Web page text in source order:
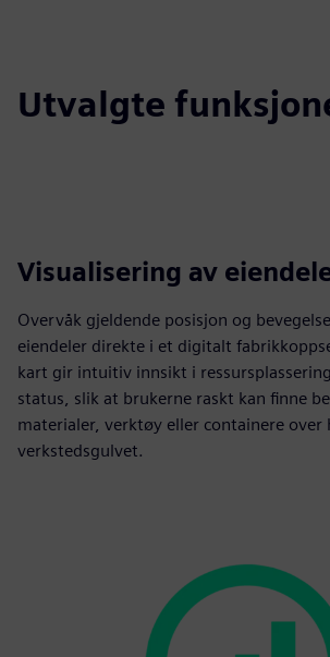
Utvalgte
Visualisering av
Overvåk gjeldende posisjon og
eiendeler direkte i et digitalt
kart gir intuitiv innsikt i
status, slik at brukerne raskt kan finne
materialer, verktøy eller containere over
verkstedsgulvet.